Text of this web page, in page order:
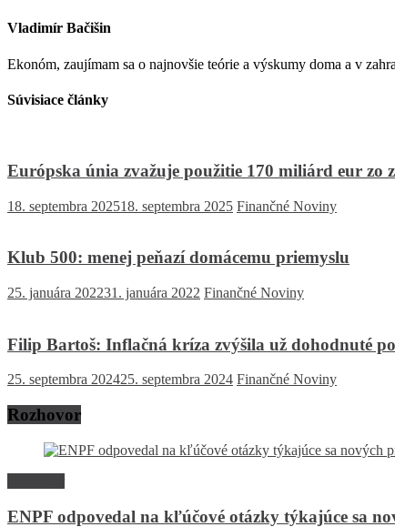
Vladimír Bačišin
Ekonóm, zaujímam sa o najnovšie teórie a výskumy doma a v
Súvisiace články
Európska únia zvažuje použitie 170 miliárd eur
18. septembra 202518. septembra 2025 Finančné Noviny
Klub 500: menej peňazí domácemu priemyslu
25. januára 202231. januára 2022 Finančné Noviny
Filip Bartoš: Inflačná kríza zvýšila už dohodnuté
25. septembra 202425. septembra 2024 Finančné Noviny
Rozhovor
ENPF odpovedal na kľúčové otázky týkajúce sa